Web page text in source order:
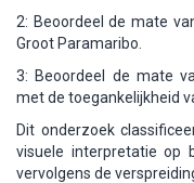
2: Beoordeel de mate
Groot Paramaribo.
3: Beoordeel de mate
met de toegankelijkheid
Dit onderzoek
visuele interpretatie op
vervolgens de